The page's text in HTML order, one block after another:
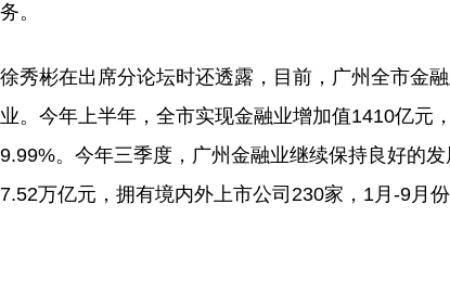
务。
徐秀彬在出席分论坛时还透露，目前，广州全市金
业。今年上半年，全市实现金融业增加值1410亿元
9.99%。今年三季度，广州金融业继续保持良好的
7.52万亿元，拥有境内外上市公司230家，1月-9月